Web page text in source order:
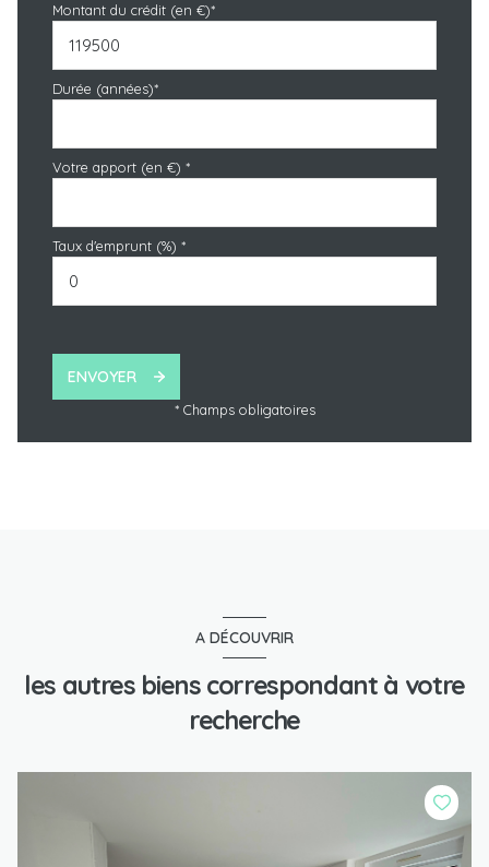
Montant du crédit (en €)*
Durée (années)*
Votre apport (en €) *
Taux d'emprunt (%) *
ENVOYER
* Champs obligatoires
A DÉCOUVRIR
les autres biens correspondant à votre
recherche